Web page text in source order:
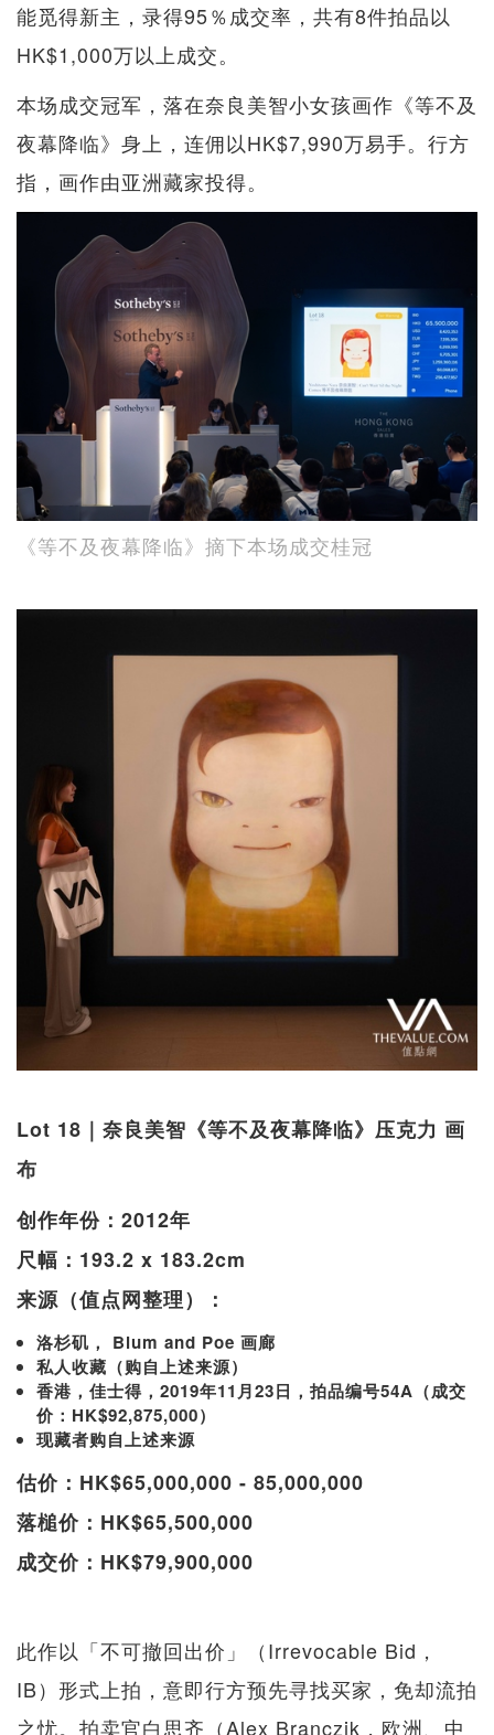
能觅得新主，录得95％成交率，共有8件拍品以
HK$1,000万以上成交。
本场成交冠军，落在奈良美智小女孩画作《等不及
夜幕降临》身上，连佣以HK$7,990万易手。行方
指，画作由亚洲藏家投得。
《等不及夜幕降临》摘下本场成交桂冠
Lot 18｜奈良美智《等不及夜幕降临》压克力 画
布
创作年份：2012年
尺幅：193.2 x 183.2cm
来源（值点网整理）：
洛杉矶， Blum and Poe 画廊
私人收藏（购自上述来源）
香港，佳士得，2019年11月23日，拍品编号54A（成交
价：HK$92,875,000）
现藏者购自上述来源
估价：HK$65,000,000 - 85,000,000
落槌价：HK$65,500,000
成交价：HK$79,900,000
此作以「不可撤回出价」（Irrevocable Bid，
IB）形式上拍，意即行方预先寻找买家，免却流拍
之忧。拍卖官白思齐（Alex Branczik，欧洲、中